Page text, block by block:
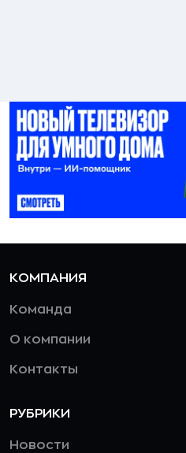
КОМПАНИЯ
Команда
О компании
Контакты
РУБРИКИ
Новости